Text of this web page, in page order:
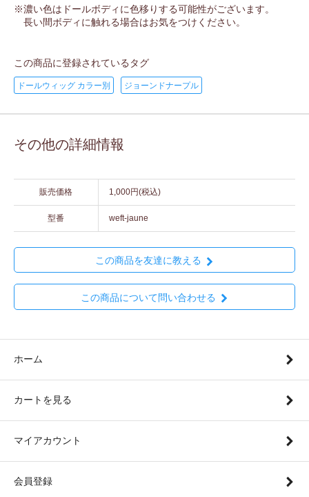
※濃い色はドールボディに色移りする可能性がございます。
長い間ボディに触れる場合はお気をつけください。
この商品に登録されているタグ
ドールウィッグ カラー別 ジョーンドナープル
その他の詳細情報
販売価格 1,000円(税込)
型番 weft-jaune
この商品を友達に教える
この商品について問い合わせる
ホーム
カートを見る
マイアカウント
会員登録